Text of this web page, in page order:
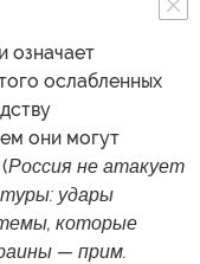
означает
ослабленных
они могут
Россия не атакует
удары
которые
— прим.